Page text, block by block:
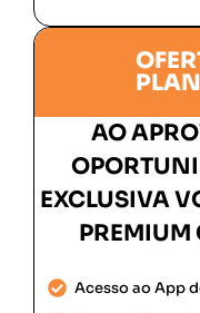
AO
EXCLUSIVA
PREMIUM
Acesso ao App